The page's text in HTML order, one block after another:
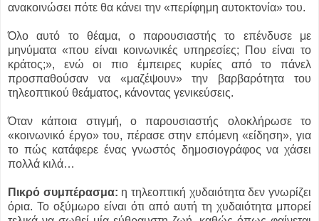
ανακοινώσει πότε θα κάνει την «περίφημη αυτοκτονία» του.
Όλο αυτό το θέαμα, ο παρουσιαστής το επένδυσε με
μηνύματα «που είναι κοινωνικές υπηρεσίες; Που είναι το
κράτος;», ενώ οι πιο έμπειρες κυρίες από το πάνελ
προσπαθούσαν να «μαζέψουν» την βαρβαρότητα του
τηλεοπτικού θεάματος, κάνοντας γενικεύσεις.
Όταν κάποια στιγμή, ο παρουσιαστής ολοκλήρωσε το
«κοινωνικό έργο» του, πέρασε στην επόμενη «είδηση», για
το πώς κατάφερε ένας γνωστός δημοσιογράφος να χάσει
πολλά κιλά…
Πικρό συμπέρασμα: η τηλεοπτική χυδαιότητα δεν γνωρίζει
όρια. Το οξύμωρο είναι ότι από αυτή τη χυδαιότητα μπορεί